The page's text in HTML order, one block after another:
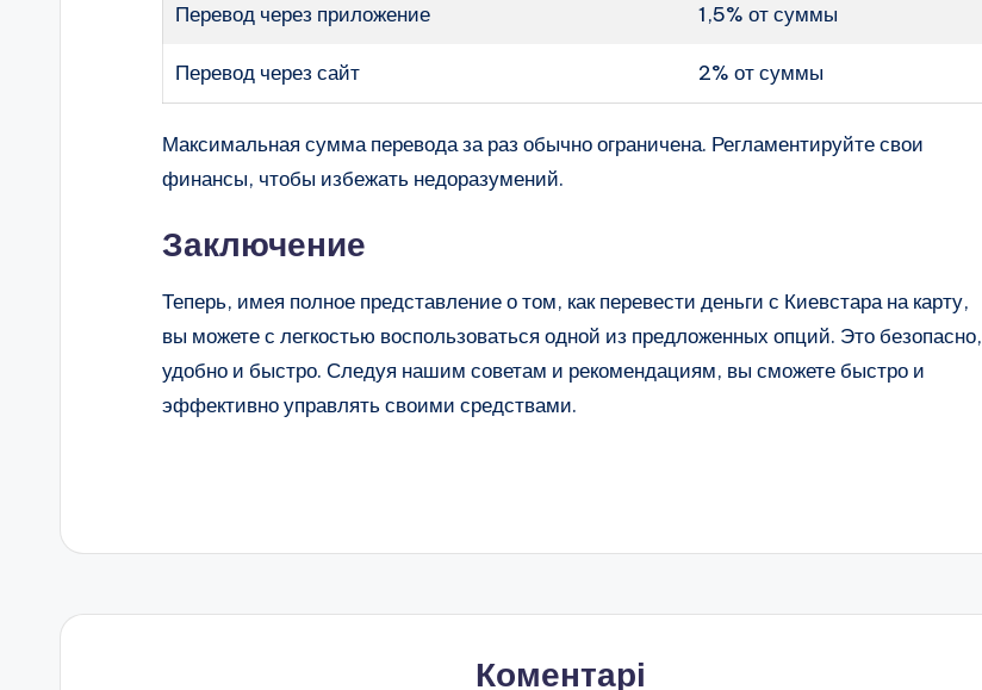
Перевод через приложение 1,5% от суммы
Перевод через сайт 2% от суммы
Максимальная сумма перевода за раз обычно ограничена. Регламентируйте свои
финансы, чтобы избежать недоразумений.
Заключение
Теперь, имея полное представление о том, как перевести деньги с Киевстара на карту,
вы можете с легкостью воспользоваться одной из предложенных опций. Это безопасно,
удобно и быстро. Следуя нашим советам и рекомендациям, вы сможете быстро и
эффективно управлять своими средствами.
Коментарі